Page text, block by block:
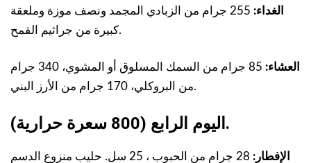
الغداء:
255 جرام من الزبادي المجمد ونصف موزة وملعقة
كبيرة من جراثيم القمح.
العشاء:
85 جرام من السمك المسلوق أو المشوي، 340 جرام
من البروكلي، 170 جرام من الأرز البني.
اليوم الرابع (800 سعرة حرارية).
الإفطار:
28 جرام من الحبوب ، 25 سل. حليب منزوع الدسم